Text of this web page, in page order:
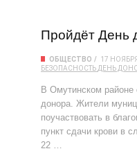
Пройдёт День
ОБЩЕСТВО
17
БЕЗОПАСНОСТЬ ДЕНЬ
В Омутинском районе
донора. Жители
поучаствовать в
пункт сдачи крови в
22 …